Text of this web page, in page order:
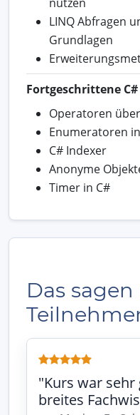
nutzen
LINQ Abfragen
Grundlagen
Fortgeschrittene
Operatoren
Enumeratoren
C# Indexer
Anonyme
Timer in C#
Das
"Kurs war
breites